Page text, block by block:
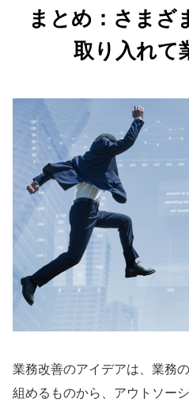
まとめ：さまざ
取り入れて
業務改善のアイデアは、業務
組めるものから、アウトソー